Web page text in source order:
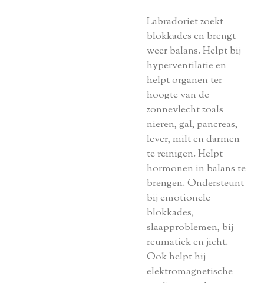
Labradoriet zoekt
blokkades en brengt
weer balans. Helpt bij
hyperventilatie en
helpt organen ter
hoogte van de
zonnevlecht zoals
nieren, gal, pancreas,
lever, milt en darmen
te reinigen. Helpt
hormonen in balans te
brengen. Ondersteunt
bij emotionele
blokkades,
slaapproblemen, bij
reumatiek en jicht.
Ook helpt hij
elektromagnetische